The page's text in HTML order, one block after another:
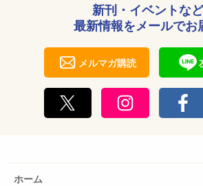
新刊・イベントなど
最新情報をメールでお
メルマガ購読
ホーム